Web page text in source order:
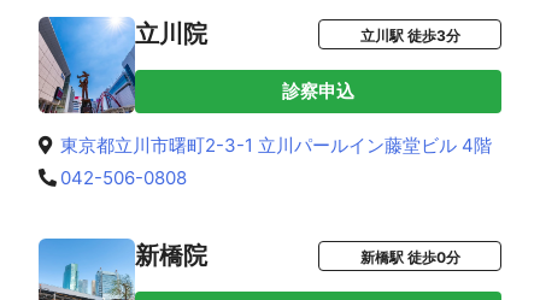
立川院 立川駅 徒歩3分
診察申込
東京都立川市曙町2-3-1 立川パールイン藤堂ビル 4階
042-506-0808
新橋院 新橋駅 徒歩0分